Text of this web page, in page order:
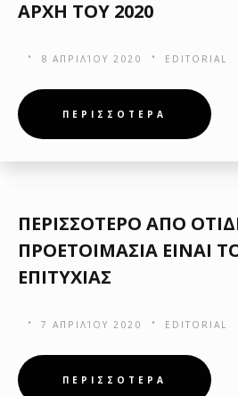
ΑΡΧΗ ΤΟΥ 2020
8 ΑΠΡΙΛΊΟΥ 2020 EDITORIAL
ΠΕΡΙΣΣΟΤΕΡΑ
ΠΕΡΙΣΣΟΤΕΡΟ ΑΠΟ
ΠΡΟΕΤΟΙΜΑΣΙΑ ΕΙΝΑΙ
ΕΠΙΤΥΧΙΑΣ
7 ΑΠΡΙΛΊΟΥ 2020 EDITORIAL
ΠΕΡΙΣΣΟΤΕΡΑ